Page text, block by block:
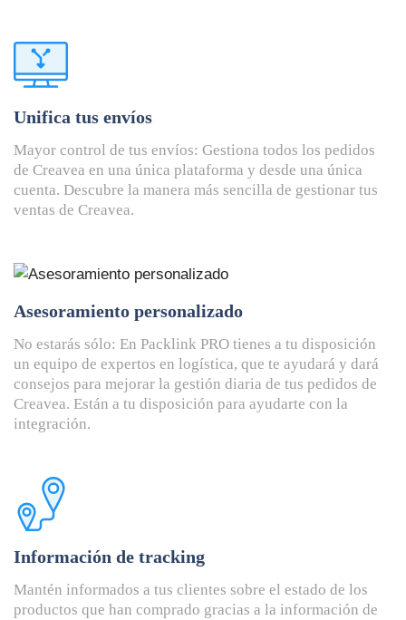
Unifica tus envíos
Mayor control de tus envíos: Gestiona todos los pedidos
de Creavea en una única plataforma y desde una única
cuenta. Descubre la manera más sencilla de gestionar tus
ventas de Creavea.
Asesoramiento personalizado
No estarás sólo: En Packlink PRO tienes a tu disposición
un equipo de expertos en logística, que te ayudará y dará
consejos para mejorar la gestión diaria de tus pedidos de
Creavea. Están a tu disposición para ayudarte con la
integración.
Información de tracking
Mantén informados a tus clientes sobre el estado de los
productos que han comprado gracias a la información de